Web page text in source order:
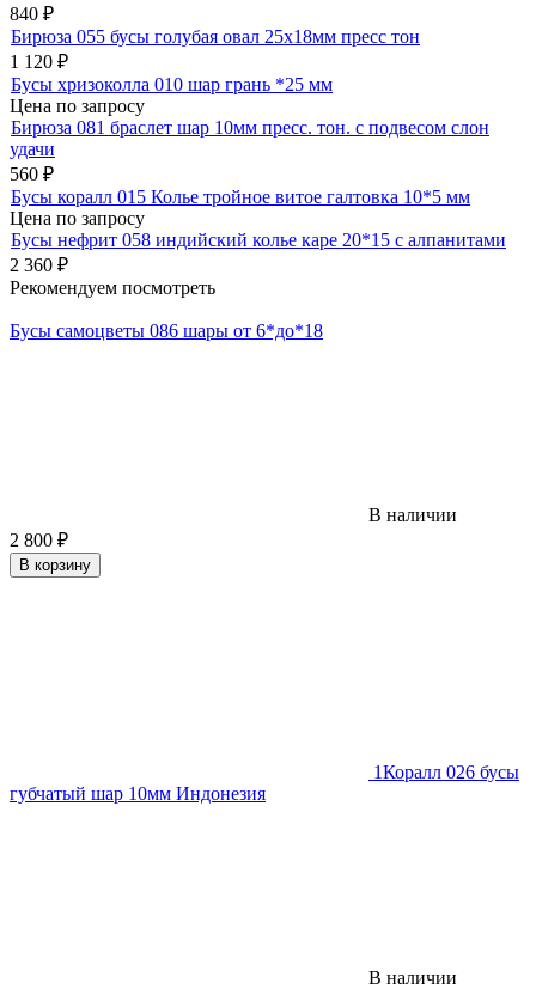
840 ₽
Бирюза 055 бусы голубая овал 25х18мм пресс тон
1 120 ₽
Бусы хризоколла 010 шар грань *25 мм
Цена по запросу
Бирюза 081 браслет шар 10мм пресс. тон. с подвесом слон
удачи
560 ₽
Бусы коралл 015 Колье тройное витое галтовка 10*5 мм
Цена по запросу
Бусы нефрит 058 индийский колье каре 20*15 с алпанитами
2 360 ₽
Рекомендуем посмотреть
Бусы самоцветы 086 шары от 6*до*18
В наличии
2 800 ₽
В корзину
1Коралл 026 бусы
губчатый шар 10мм Индонезия
В наличии